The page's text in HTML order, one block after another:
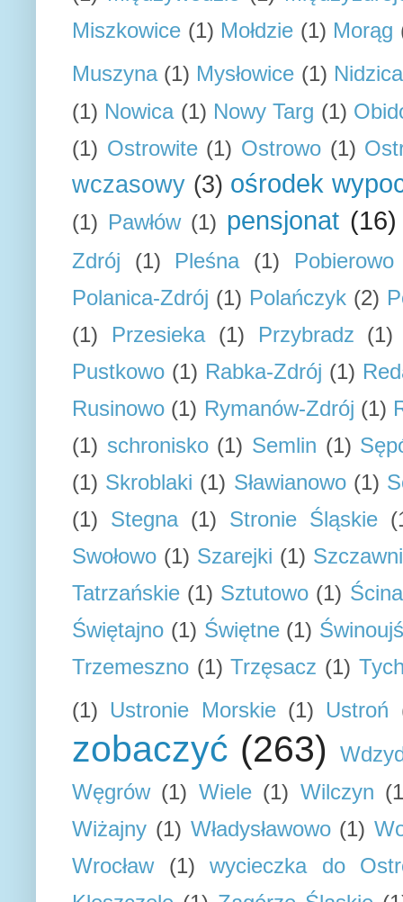
Miszkowice (1) Mołdzie (1) Morąg
Muszyna (1) Mysłowice (1) Nidzica
(1) Nowica (1) Nowy Targ (1)
(1) Ostrowite (1) Ostrowo (1)
wczasowy (3) ośrodek
(1) Pawłów (1) pensjonat (16)
Zdrój (1) Pleśna (1)
Pobierowo
Polanica-Zdrój (1) Polańczyk (2)
(1)
Przesieka (1) Przybradz
(1)
Pustkowo (1) Rabka-Zdrój (1)
Rusinowo (1) Rymanów-Zdrój (1)
(1) schronisko (1) Semlin (1)
(1) Skroblaki (1) Sławianowo (1)
(1)
Stegna (1) Stronie Śląskie
Swołowo (1) Szarejki (1)
Tatrzańskie (1) Sztutowo (1)
Świętajno (1) Świętne (1)
Trzemeszno (1) Trzęsacz (1)
(1) Ustronie Morskie (1) Ustroń
zobaczyć (263)
Węgrów (1) Wiele (1) Wilczyn
Wiżajny (1) Władysławowo (1)
Wrocław
(1)
wycieczka do